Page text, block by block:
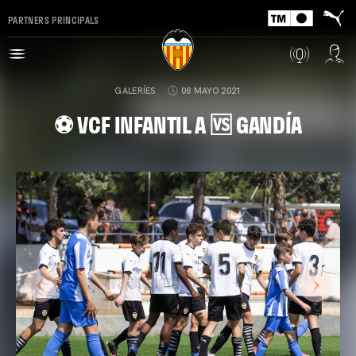
PARTNERS PRINCIPALS
GALERÍES 08 MAYO 2021
⚽️ VCF INFANTIL A 🆚 GANDÍA